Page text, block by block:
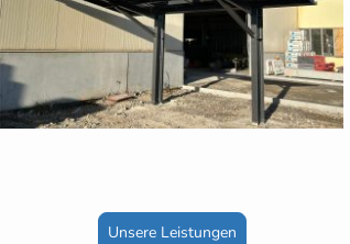
Unsere Leistungen